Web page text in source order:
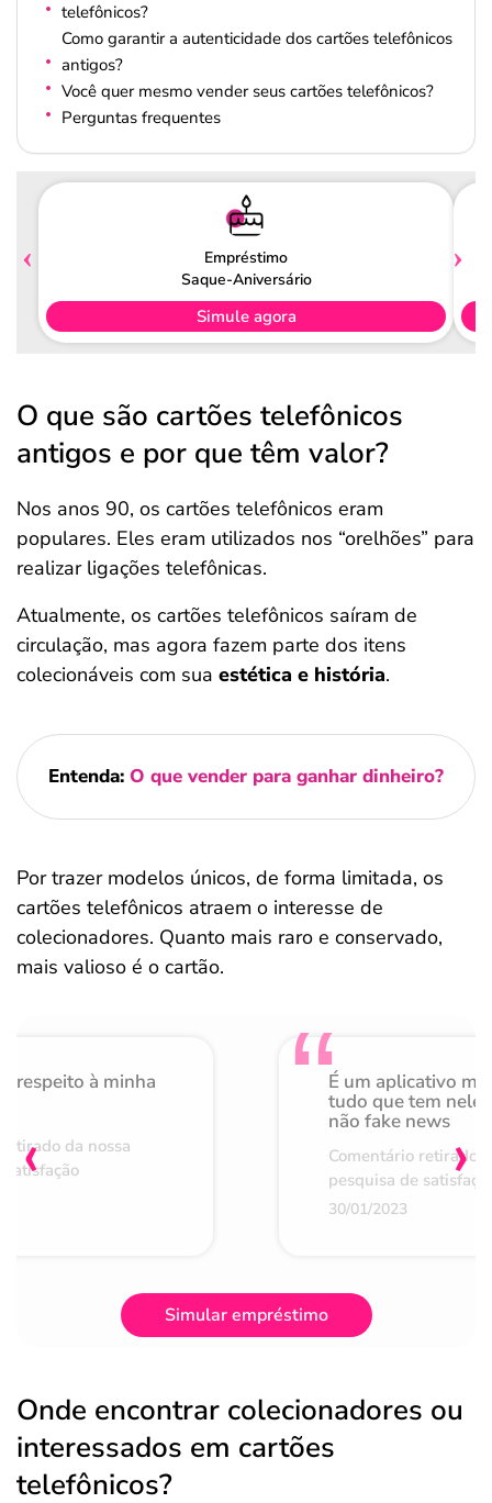
telefônicos?
Como garantir a autenticidade dos cartões telefônicos
antigos?
Você quer mesmo vender seus cartões telefônicos?
Perguntas frequentes
Empréstimo
Saque-Aniversário
Simule agora
O que são cartões telefônicos
antigos e por que têm valor?
Nos anos 90, os cartões telefônicos eram
populares. Eles eram utilizados nos “orelhões” para
realizar ligações telefônicas.
Atualmente, os cartões telefônicos saíram de
circulação, mas agora fazem parte dos itens
colecionáveis com sua estética e história.
Entenda: O que vender para ganhar dinheiro?
Por trazer modelos únicos, de forma limitada, os
cartões telefônicos atraem o interesse de
colecionadores. Quanto mais raro e conservado,
mais valioso é o cartão.
respeito à minha
da nossa
É um aplicativo
tudo que tem nele
não fake news
Comentário retirado
pesquisa de
30/01/2023
‹ ›
Simular empréstimo
Onde encontrar colecionadores ou
interessados em cartões
telefônicos?